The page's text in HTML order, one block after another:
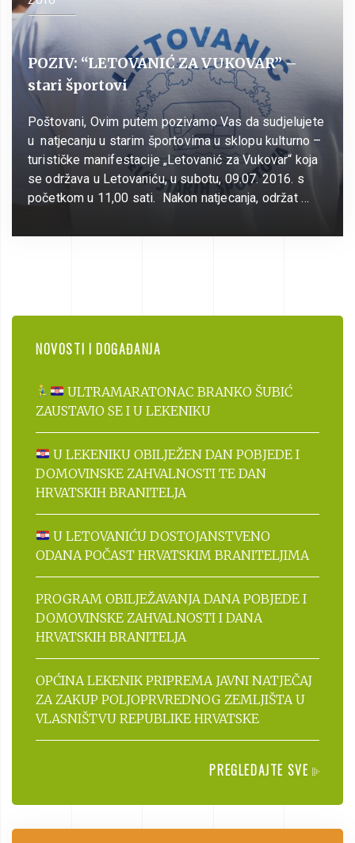
POZIV: “LETOVANIĆ ZA VUKOVAR” –
stari športovi
Poštovani, Ovim putem pozivamo Vas da sudjelujete
u natjecanju u starim športovima u sklopu kulturno –
turističke manifestacije „Letovanić za Vukovar“ koja
se održava u Letovaniću, u subotu, 09.07. 2016. s
početkom u 11,00 sati. Nakon natjecanja, održat …
NOVOSTI I DOGAĐANJA
ULTRAMARATONAC BRANKO ŠUBIĆ
ZAUSTAVIO SE I U LEKENIKU
U LEKENIKU OBILJEŽEN DAN POBJEDE I
DOMOVINSKE ZAHVALNOSTI TE DAN
HRVATSKIH BRANITELJA
U LETOVANIĆU DOSTOJANSTVENO
ODANA POČAST HRVATSKIM BRANITELJIMA
PROGRAM OBILJEŽAVANJA DANA POBJEDE I
DOMOVINSKE ZAHVALNOSTI I DANA
HRVATSKIH BRANITELJA
OPĆINA LEKENIK PRIPREMA JAVNI NATJEČAJ
ZA ZAKUP POLJOPRVREDNOG ZEMLJIŠTA U
VLASNIŠTVU REPUBLIKE HRVATSKE
PREGLEDAJTE SVE